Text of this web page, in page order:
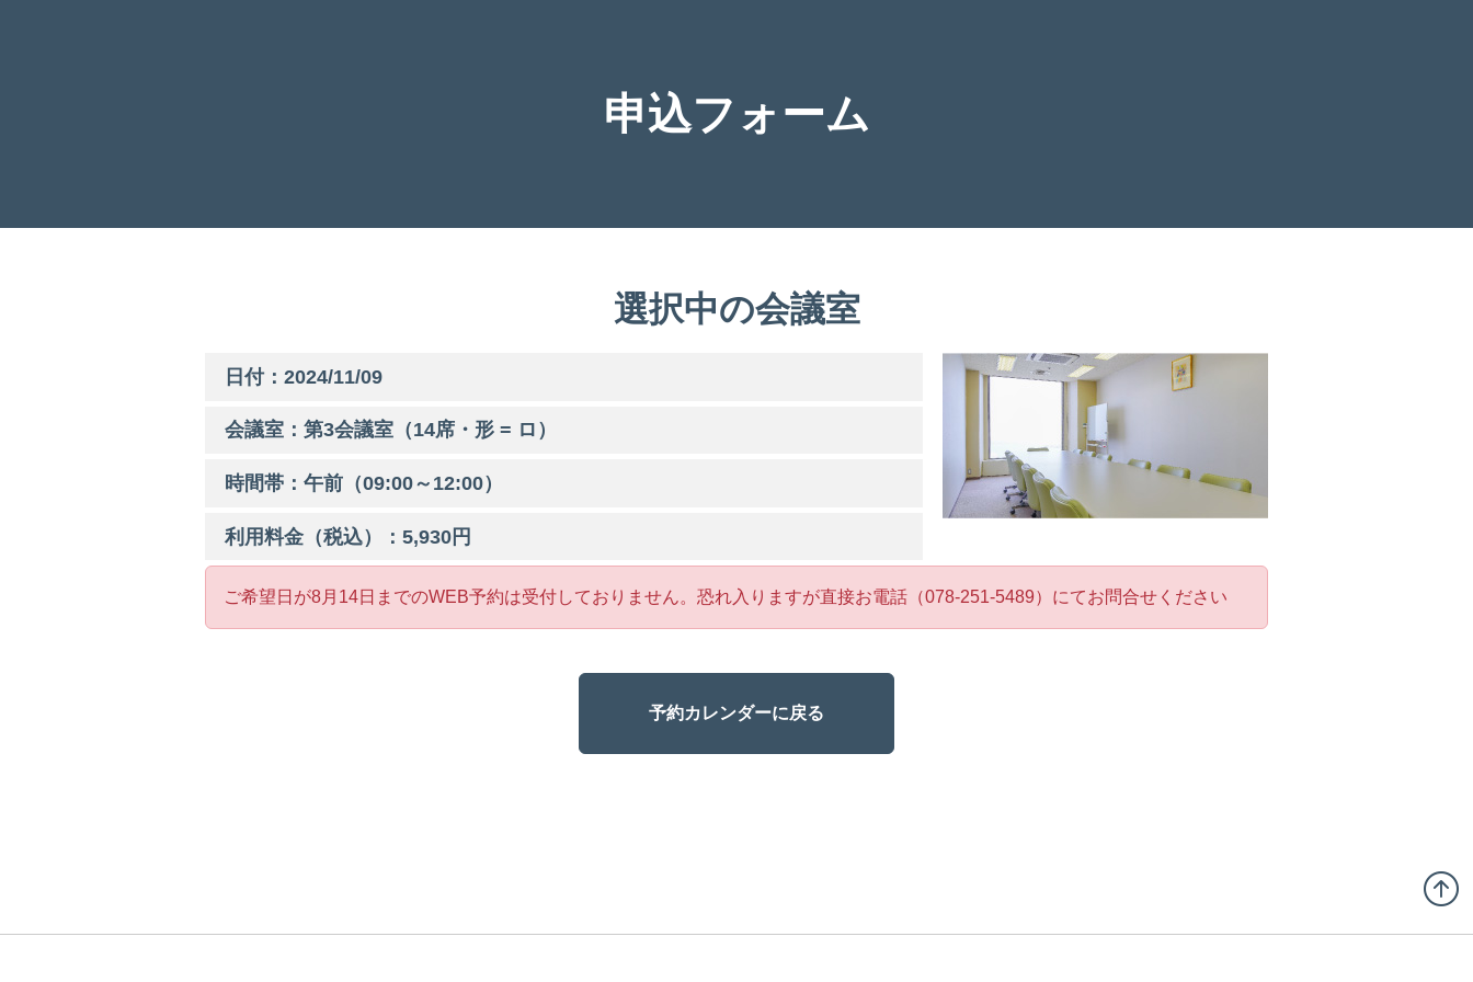
申込フォーム
選択中の会議室
日付：2024/11/09
会議室：第3会議室（14席・形 = ロ）
時間帯： 午前（09:00～ 12:00）
利用料金（税込）： 5,930円
ご希望日が8月14日までのWEB予約は受付しておりません。恐れ入りますが直接お電話（078-251-5489）にてお問合せください
予約カレンダーに戻る